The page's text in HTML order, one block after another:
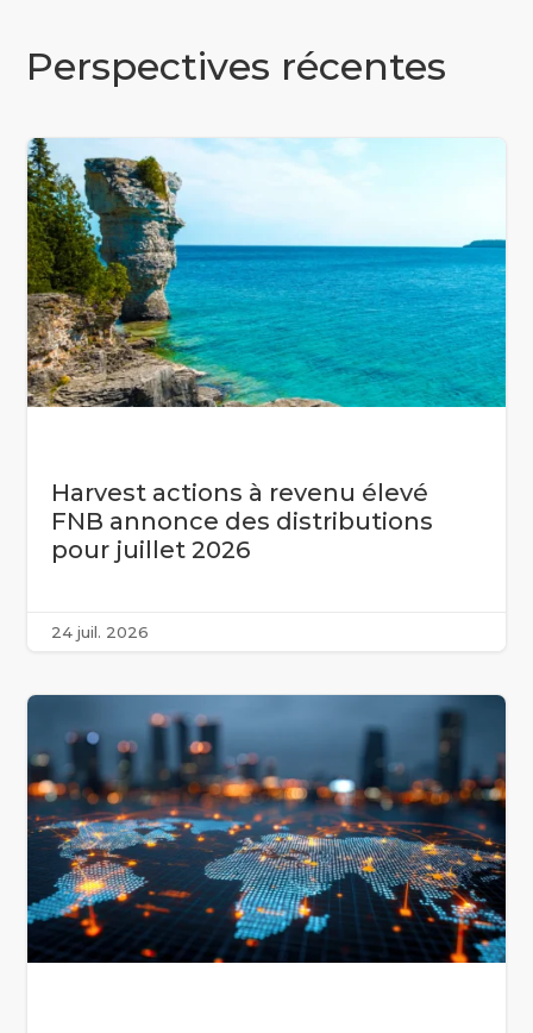
Perspectives récentes
Harvest actions à revenu élevé
FNB annonce des distributions
pour juillet 2026
24 juil. 2026